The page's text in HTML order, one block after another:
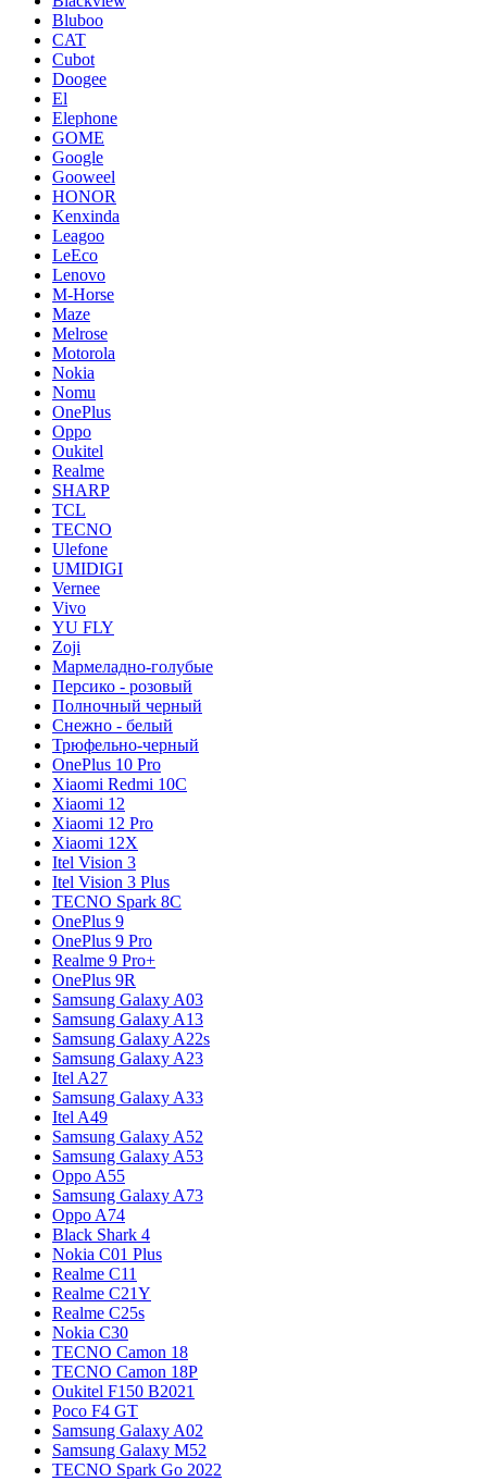
Bluboo
CAT
Cubot
Doogee
El
Elephone
GOME
Google
Gooweel
HONOR
Kenxinda
Leagoo
LeEco
Lenovo
M-Horse
Maze
Melrose
Motorola
Nokia
Nomu
OnePlus
Oppo
Oukitel
Realme
SHARP
TCL
TECNO
Ulefone
UMIDIGI
Vernee
Vivo
YU FLY
Zoji
Мармеладно-голубые
Персико - розовый
Полночный черный
Снежно - белый
Трюфельно-черный
OnePlus 10 Pro
Xiaomi Redmi 10C
Xiaomi 12
Xiaomi 12 Pro
Xiaomi 12X
Itel Vision 3
Itel Vision 3 Plus
TECNO Spark 8C
OnePlus 9
OnePlus 9 Pro
Realme 9 Pro+
OnePlus 9R
Samsung Galaxy A03
Samsung Galaxy A13
Samsung Galaxy A22s
Samsung Galaxy A23
Itel A27
Samsung Galaxy A33
Itel A49
Samsung Galaxy A52
Samsung Galaxy A53
Oppo A55
Samsung Galaxy A73
Oppo A74
Black Shark 4
Nokia C01 Plus
Realme C11
Realme C21Y
Realme C25s
Nokia C30
TECNO Camon 18
TECNO Camon 18P
Oukitel F150 B2021
Poco F4 GT
Samsung Galaxy A02
Samsung Galaxy M52
TECNO Spark Go 2022